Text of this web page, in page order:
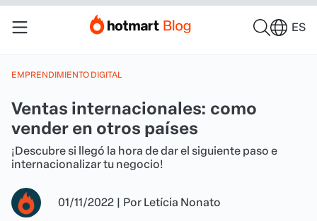
ES
EMPRENDIMIENTO DIGITAL
Ventas internacionales: como
vender en otros países
¡Descubre si llegó la hora de dar el siguiente paso e
internacionalizar tu negocio!
01/11/2022 | Por Letícia Nonato